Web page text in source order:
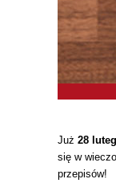
Już 28
się w
przepisów!